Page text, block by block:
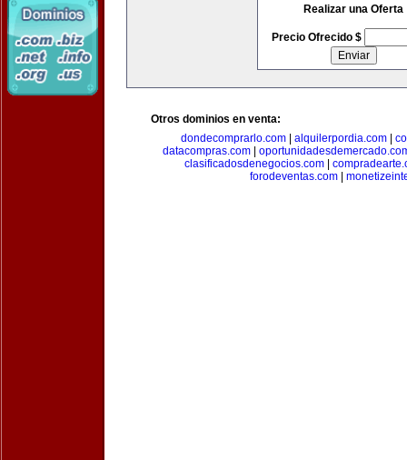
Realizar una Oferta
Precio Ofrecido $
Otros dominios en venta:
dondecomprarlo.com| alquilerpordia.com|
datacompras.com
clasificadosdenegocios.com|
forodeventas.com|